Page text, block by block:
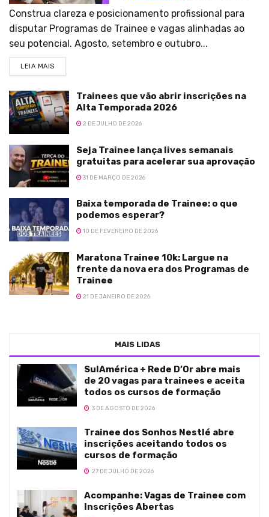
Construa clareza e posicionamento profissional para
disputar Programas de Trainee e vagas alinhadas ao
seu potencial. Agosto, setembro e outubro...
LEIA MAIS
Trainees que vão abrir inscrições na
Alta Temporada 2026
2 DE JULHO DE 2026
Seja Trainee lança lives semanais
gratuitas para acelerar sua aprovação
31 DE MARÇO DE 2026
Baixa temporada de Trainee: o que
podemos esperar?
10 DE FEVEREIRO DE 2026
Maratona Trainee 10k: Largue na
frente da nova era dos Programas de
Trainee
21 DE JANEIRO DE 2026
MAIS LIDAS
SulAmérica + Rede D’Or abre mais
de 20 vagas para trainees e aceita
todos os cursos de formação
3 DE AGOSTO DE 2026
Trainee dos Sonhos Nestlé abre
inscrições aceitando todos os
cursos de formação
27 DE JULHO DE 2026
Acompanhe: Vagas de Trainee com
Inscrições Abertas